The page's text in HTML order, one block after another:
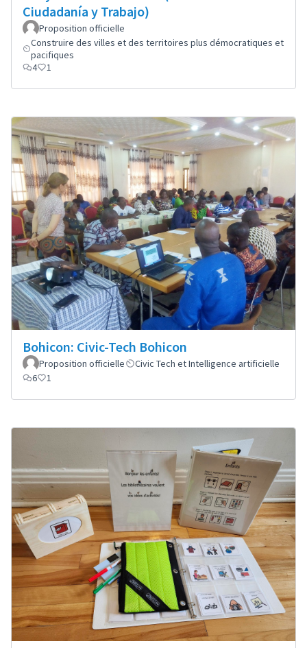
Ciudadanía y Trabajo)
Proposition officielle
Construire des villes et des territoires plus démocratiques et
pacifiques
4
1
Bohicon: Civic-Tech Bohicon
Proposition officielle
Civic Tech et Intelligence artificielle
6
1